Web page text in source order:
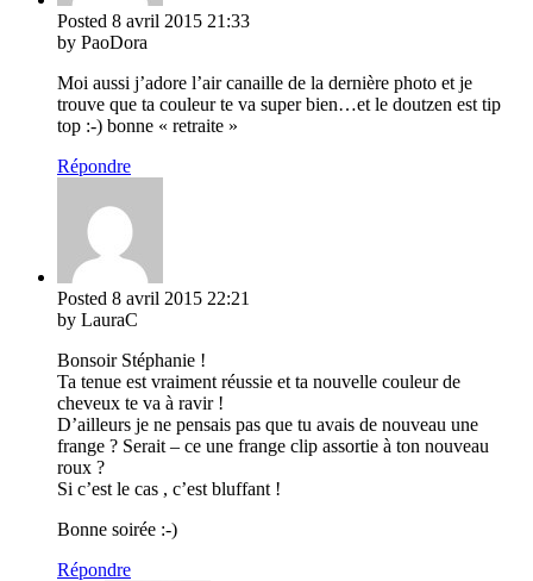
Posted 8 avril 2015 21:33
by PaoDora
Moi aussi j’adore l’air canaille de la dernière photo et je
trouve que ta couleur te va super bien…et le doutzen est tip
top :-) bonne « retraite »
Répondre
Posted 8 avril 2015 22:21
by LauraC
Bonsoir Stéphanie !
Ta tenue est vraiment réussie et ta nouvelle couleur de
cheveux te va à ravir !
D’ailleurs je ne pensais pas que tu avais de nouveau une
frange ? Serait – ce une frange clip assortie à ton nouveau
roux ?
Si c’est le cas , c’est bluffant !
Bonne soirée :-)
Répondre